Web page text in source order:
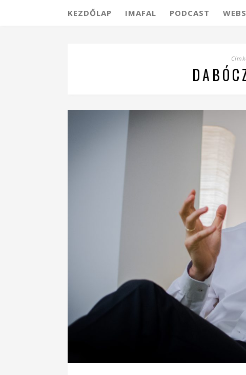
KEZDŐLAP IMAFAL PODCAST